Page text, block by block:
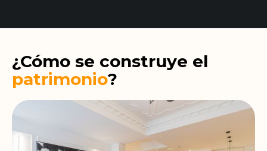
¿Cómo se construye el
patrimonio?